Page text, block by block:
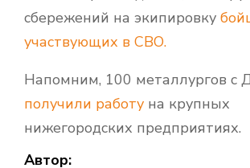
сбережений на экипировку
участвующих в СВО.
Напомним, 100 металлургов с
получили работу на крупных
нижегородских предприятиях.
Автор: